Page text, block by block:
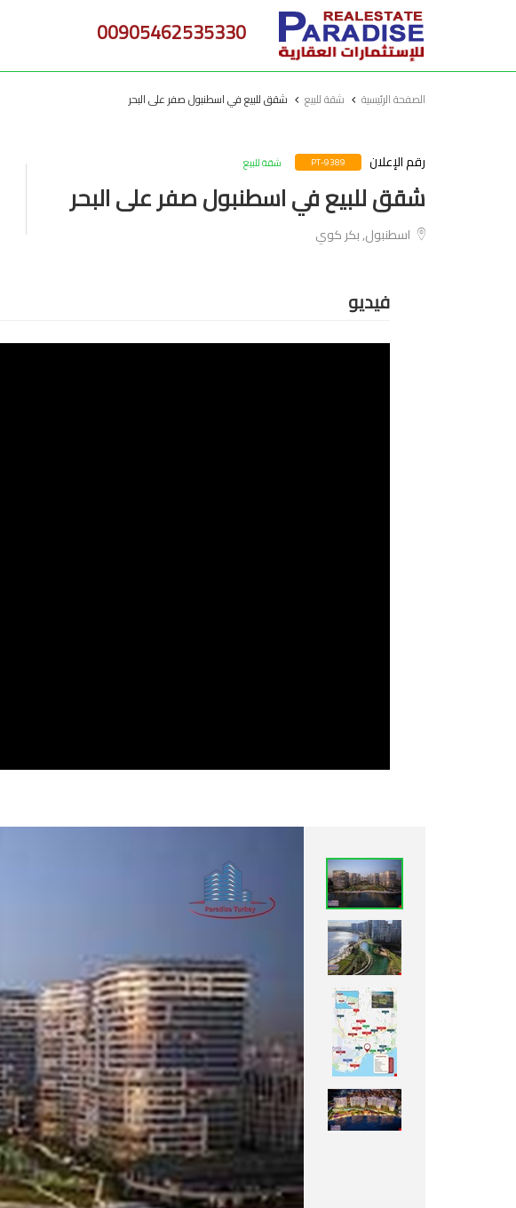
00905462535330
الصفحة الرئيسية شقة للبيع شقق للبيع في اسطنبول صفر على البحر
رقم الإعلان PT-9389 شقة للبيع
شقق للبيع في اسطنبول صفر على البحر
اسطنبول, بكر كوي
فيديو